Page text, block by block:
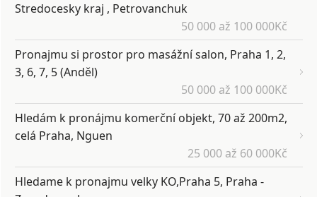
Stredocesky kraj , Petrovanchuk
50 000 až 100 000Kč
Pronajmu si prostor pro masážní salon, Praha 1, 2,
3, 6, 7, 5 (Anděl)
50 000 až 100 000Kč
Hledám k pronájmu komerční objekt, 70 až 200m2,
celá Praha, Nguen
25 000 až 60 000Kč
Hledame k pronajmu velky KO,Praha 5, Praha -